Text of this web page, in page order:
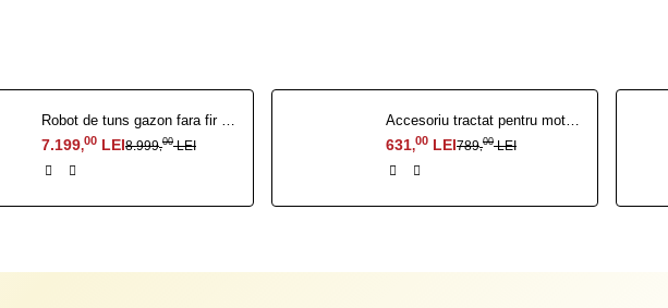
Robot de tuns gazon fara fir perimetral RURIS Sentinel 1500
7.199,00 LEI8.999,00LEI
Accesoriu tractat pentru motosapa navigator 88
631,00 LEI789,00LEI